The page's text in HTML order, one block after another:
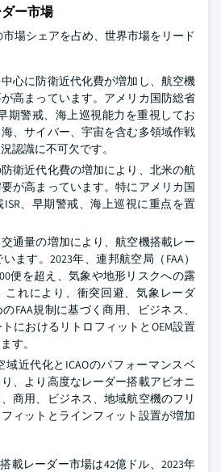
ー市場
市場シェアを占め、世界市場をリード
心に防衛近代化費が増加し、航空機
高まっています。アメリカ国防総省
期警戒、海上巡視能力を重視してお
、サイバー、宇宙を含む多領域作戦
認識に不可欠です。
衛近代化費の増加により、北米の航
が高まっています。特にアメリカ国
、早期警戒、海上巡視に重点を置
通量の増加により、航空機搭載レー
ます。2023年、連邦航空局（FAA）
便を超え、気象や地形リスクへの露
これにより、衝突回避、気象レーダ
FAA規制に基づく商用、ビジネス、
におけるリトロフィットとOEM設置
す。
域近代化とICAOのパフォーマンスベ
、より高度なレーダー搭載アビオニ
商用、ビジネス、地域航空機のフリ
ィットとラインフィット設置が増加
載レーダー市場は42億ドル、2023年